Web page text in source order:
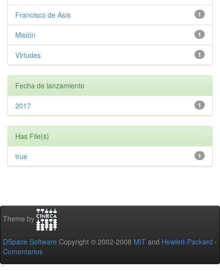
1
Francisco de Asís
1
Misión
1
Virtudes
Fecha de lanzamiento
1
2017
Has File(s)
1
true
Theme by
DSpace Software Copyright © 2002-2008 MIT and Hewlett-Packard -
Comentarios